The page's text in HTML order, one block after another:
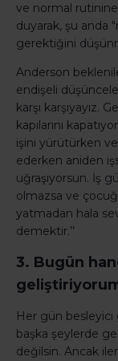
ve normal
duyarak, şu anda
gerektiğini
Anderson
endişeli
karşı karşıyayız.
kapılarını
işini yürütürken
ederken aniden
uğraşıyorsun. İş
olmazsa ve
yatmadan hala
demektir.’’
3. Bugün
Her gün
başka şeylerde
değilsin. Ancak